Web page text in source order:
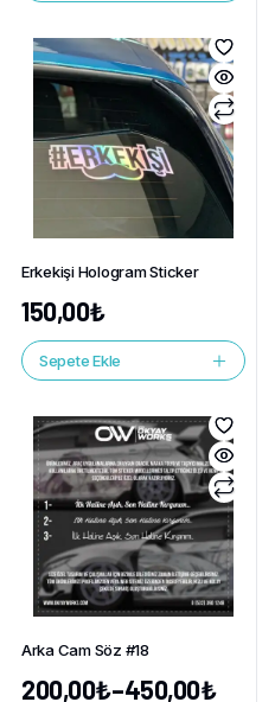
Erkekişi Hologram Sticker
150,00₺
Sepete Ekle
Arka Cam Söz #18
200,00₺–450,00₺